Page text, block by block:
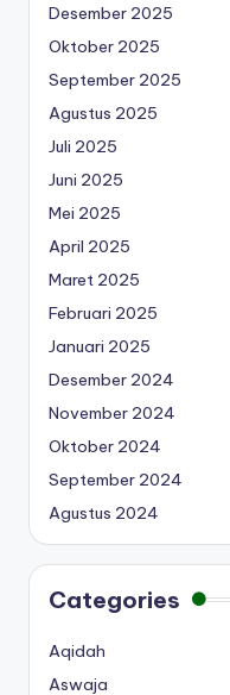
Desember 2025
Oktober 2025
September 2025
Agustus 2025
Juli 2025
Juni 2025
Mei 2025
April 2025
Maret 2025
Februari 2025
Januari 2025
Desember 2024
November 2024
Oktober 2024
September 2024
Agustus 2024
Categories
Aqidah
Aswaja